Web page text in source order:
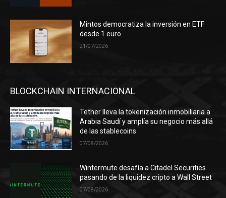
Mintos democratiza la inversión en ETF
desde 1 euro
21/07/2026
BLOCKCHAIN INTERNACIONAL
Tether lleva la tokenización inmobiliaria a
Arabia Saudí y amplía su negocio más allá
de las stablecoins
07/08/2026
Wintermute desafía a Citadel Securities
pasando de la liquidez cripto a Wall Street
07/08/2026